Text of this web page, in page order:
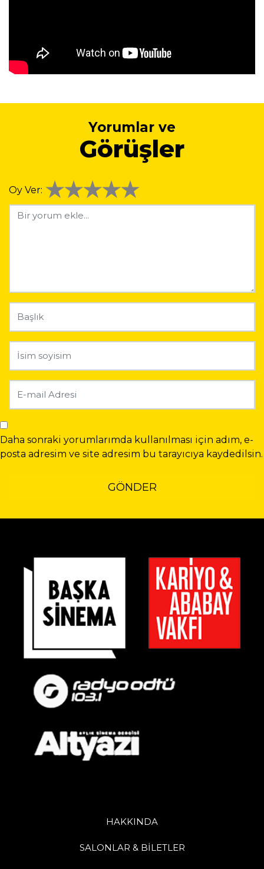
Yorumlar ve
Görüşler
Oy Ver:
Daha sonraki yorumlarımda kullanılması için adım, e-
posta adresim ve site adresim bu tarayıcıya kaydedilsin.
HAKKINDA
SALONLAR & BİLETLER